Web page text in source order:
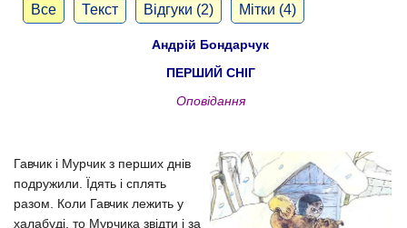
Все Текст Відгуки (2) Мітки (4)
Андрій Бондарчук
ПЕРШИЙ СНІГ
Оповідання
Гавчик і Мурчик з перших днів
подружили. Їдять і сплять
разом. Коли Гавчик лежить у
халабуді, то Мурчика звідти і за